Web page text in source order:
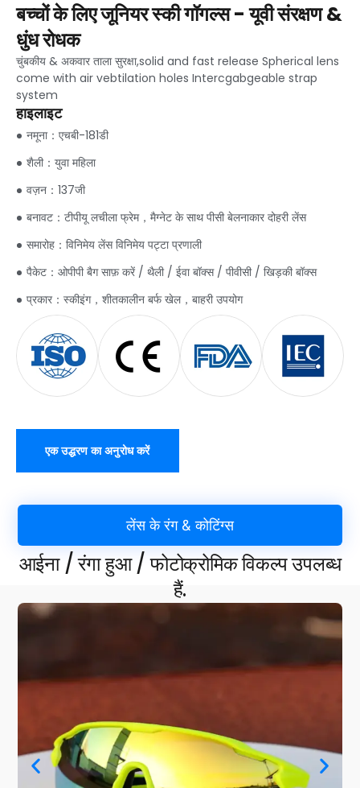
बच्चों के लिए जूनियर स्की गॉगल्स - यूवी संरक्षण &
धुंध रोधक
चुंबकीय & अकवार ताला सुरक्षा,solid and fast release Spherical lens
come with air vebtilation holes Intercgabgeable strap
system
हाइलाइट
नमूना：एचबी-181डी
शैली：युवा महिला
वज़न：137जी
बनावट：टीपीयू लचीला फ्रेम，मैग्नेट के साथ पीसी बेलनाकार दोहरी लेंस
समारोह：विनिमेय लेंस विनिमेय पट्टा प्रणाली
पैकेट：ओपीपी बैग साफ़ करें / थैली / ईवा बॉक्स / पीवीसी / खिड़की बॉक्स
प्रकार：स्कीइंग，शीतकालीन बर्फ खेल，बाहरी उपयोग
एक उद्धरण का अनुरोध करें
लेंस के रंग & कोटिंग्स
आईना / रंगा हुआ / फोटोक्रोमिक विकल्प उपलब्ध
हैं.